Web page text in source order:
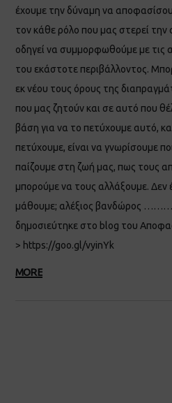
έχουμε την δύναμη να
τον κάθε ρόλο που μας στερεί
οδηγεί να συμμορφωθούμε με τις
του εκάστοτε περιβάλλοντος.
εκ νέου τους όρους της
που μας ζητούν και σε αυτό που
βάση για να το πετύχουμε αυτό,
πετύχουμε, είναι να γνωρίσουμε
παίζουμε στη ζωή μας, πως τους
μπορούμε να τους αλλάξουμε. Δεν
μάθουμε; αλέξιος βανδώρος
δημοσιεύτηκε στο blog του
> https://goo.gl/vyinYk
MORE